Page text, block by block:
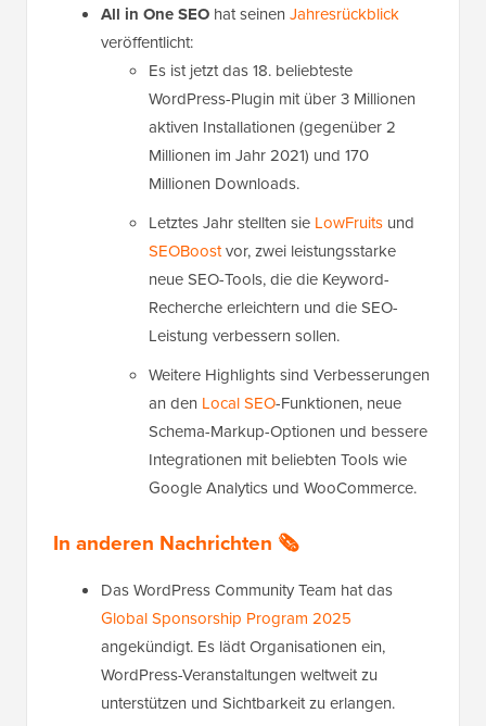
All in One SEO hat seinen Jahresrückblick
veröffentlicht:
Es ist jetzt das 18. beliebteste
WordPress-Plugin mit über 3 Millionen
aktiven Installationen (gegenüber 2
Millionen im Jahr 2021) und 170
Millionen Downloads.
Letztes Jahr stellten sie LowFruits und
SEOBoostvor, zwei leistungsstarke
neue SEO-Tools, die die Keyword-
Recherche erleichtern und die SEO-
Leistung verbessern sollen.
Weitere Highlights sind Verbesserungen
an den Local SEO-Funktionen, neue
Schema-Markup-Optionen und bessere
Integrationen mit beliebten Tools wie
Google Analytics und WooCommerce.
In anderen Nachrichten 🗞️
Das WordPress Community Team hat das
Global Sponsorship Program 2025
angekündigt. Es lädt Organisationen ein,
WordPress-Veranstaltungen weltweit zu
unterstützen und Sichtbarkeit zu erlangen.